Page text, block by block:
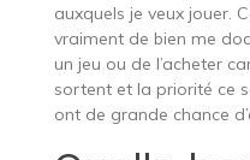
auxquels je veux jouer.
vraiment de bien me
un jeu ou de l’acheter
sortent et la priorité ce
ont de grande chance